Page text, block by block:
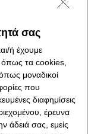
σας
ή έχουμε
τα cookies,
μοναδικοί
που
διαφημίσεις
έρευνα
άδειά σας, εμείς
μία
καναλιού "ΑΒ"